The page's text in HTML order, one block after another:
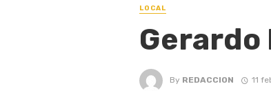
LOCAL
Gerardo
By REDACCION 11